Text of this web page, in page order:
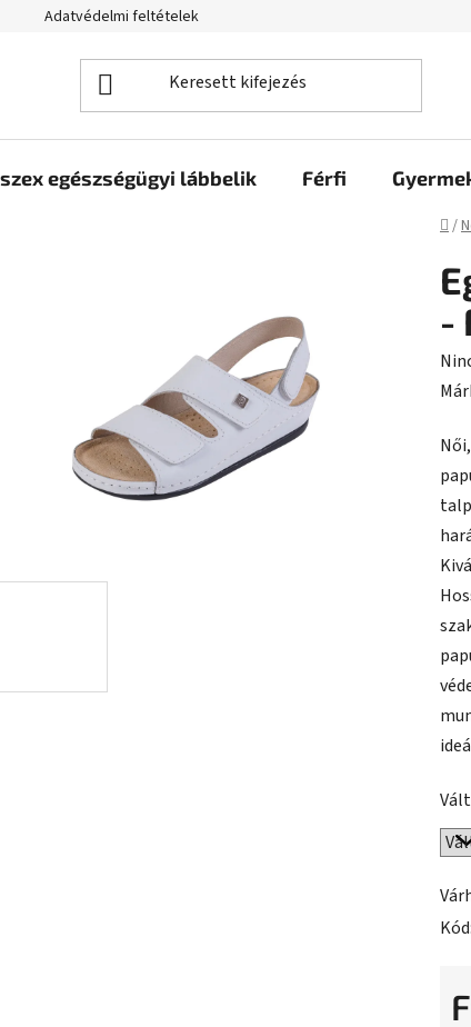
Adatvédelmi feltételek
egészségügyi lábbelik Férfi
/
-
A
5-
ből
0,0
Kód: